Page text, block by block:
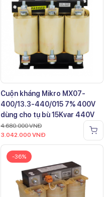
Cuộn kháng Mikro MX07-
400/13.3-440/015 7% 400V
dùng cho tụ bù 15Kvar 440V
4.680.000VNĐ
3.042.000 VNĐ
-36%